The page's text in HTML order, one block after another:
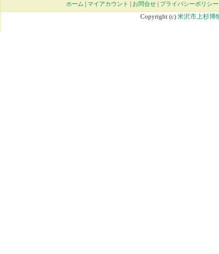
ホーム マイアカウント お問合せ プライバシーポリシー
Copyright (c) 米沢市上杉博